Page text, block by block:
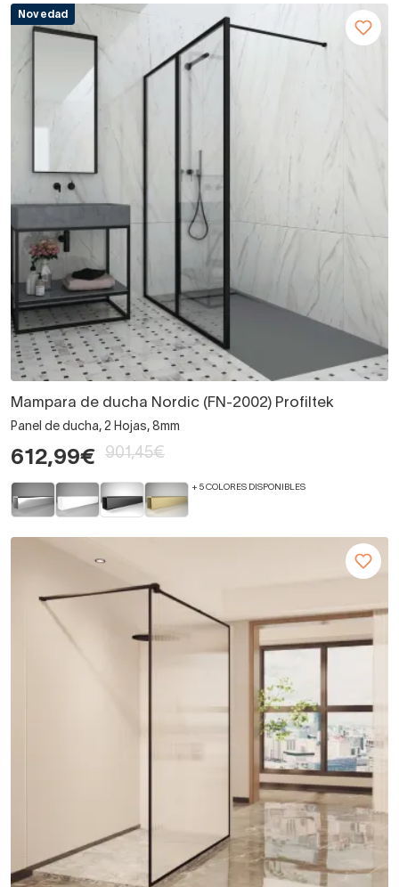
Novedad
Mampara de ducha Nordic (FN-2002) Profiltek
Panel de ducha, 2 Hojas, 8mm
612,99€ 901,45€
+ 5 COLORES DISPONIBLES